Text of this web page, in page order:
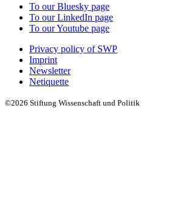
To our Bluesky page
To our LinkedIn page
To our Youtube page
Privacy policy of SWP
Imprint
Newsletter
Netiquette
©2026 Stiftung Wissenschaft und Politik